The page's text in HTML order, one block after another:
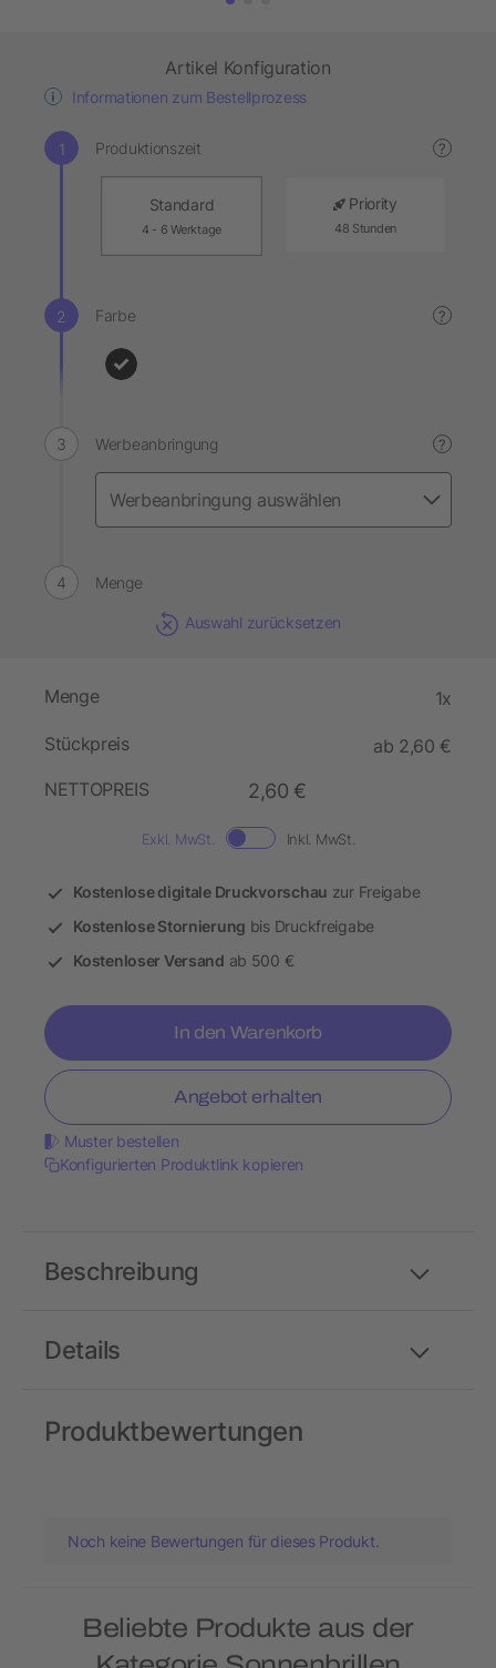
Artikel Konfiguration
Informationen zum Bestellprozess
Produktionszeit ?
Standard
4 - 6 Werktage
Priority
48 Stunden
Farbe ?
Werbeanbringung ?
Menge
Auswahl zurücksetzen
Menge 1x
Stückpreis
ab 2,60 €
NETTOPREIS
2,60 €
Exkl. MwSt. Inkl. MwSt.
Kostenlose digitale Druckvorschau zur Freigabe
Kostenlose Stornierung bis Druckfreigabe
Kostenloser Versand ab 500 €
In den Warenkorb
Angebot erhalten
Muster bestellen
Konfigurierten Produktlink kopieren
Details
Beschreibung
Produktbewertungen
Noch keine Bewertungen für dieses Produkt.
Beliebte Produkte aus der